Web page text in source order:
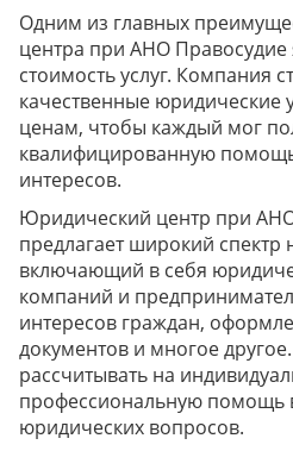
Одним из главных
центра при АНО Правосудие
стоимость услуг. Компания
качественные
ценам, чтобы каждый мог
квалифицированную
интересов.
Юридический центр при
предлагает широкий
включающий в себя
компаний и
интересов граждан,
документов и многое
рассчитывать на
профессиональную помощь
юридических вопросов.